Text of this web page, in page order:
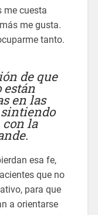
me cuesta
me gusta.
tanto.
de que
están
en las
sintiendo
la
esa fe,
que no
para que
a orientarse